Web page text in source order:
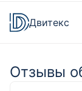
Двитекс
Отзывы